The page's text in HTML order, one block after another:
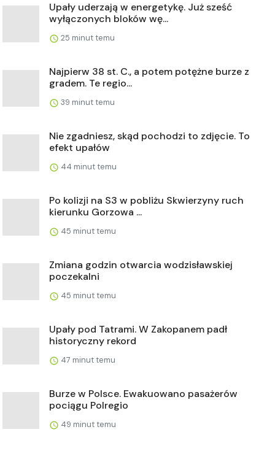
Upały uderzają w energetykę. Już sześć
wyłączonych bloków wę...
25 minut temu
Najpierw 38 st. C., a potem potężne burze z
gradem. Te regio...
39 minut temu
Nie zgadniesz, skąd pochodzi to zdjęcie. To
efekt upałów
44 minut temu
Po kolizji na S3 w pobliżu Skwierzyny ruch
kierunku Gorzowa ...
45 minut temu
Zmiana godzin otwarcia wodzisławskiej
poczekalni
45 minut temu
Upały pod Tatrami. W Zakopanem padł
historyczny rekord
47 minut temu
Burze w Polsce. Ewakuowano pasażerów
pociągu Polregio
49 minut temu